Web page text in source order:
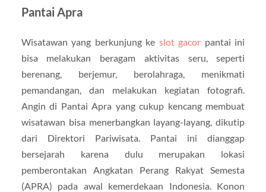
Pantai Apra
Wisatawan yang berkunjung ke slot gacor pantai ini
bisa melakukan beragam aktivitas seru, seperti
berenang, berjemur, berolahraga, menikmati
pemandangan, dan melakukan kegiatan fotografi.
Angin di Pantai Apra yang cukup kencang membuat
wisatawan bisa menerbangkan layang-layang, dikutip
dari Direktori Pariwisata. Pantai ini dianggap
bersejarah karena dulu merupakan lokasi
pemberontakan Angkatan Perang Rakyat Semesta
(APRA) pada awal kemerdekaan Indonesia. Konon